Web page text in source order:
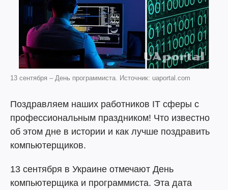
13 сентября – День программиста. Источник: uaportal.com
Поздравляем наших работников IT сферы с
профессиональным праздником! Что известно
об этом дне в истории и как лучше поздравить
компьютерщиков.
13 сентября в Украине отмечают День
компьютерщика и программиста. Эта дата